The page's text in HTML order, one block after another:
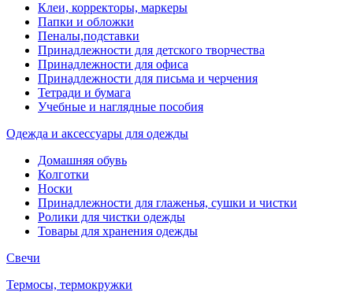
Клеи, корректоры, маркеры
Папки и обложки
Пеналы,подставки
Принадлежности для детского творчества
Принадлежности для офиса
Принадлежности для письма и черчения
Тетради и бумага
Учебные и наглядные пособия
Одежда и аксессуары для одежды
Домашняя обувь
Колготки
Носки
Принадлежности для глаженья, сушки и чистки
Ролики для чистки одежды
Товары для хранения одежды
Свечи
Термосы, термокружки